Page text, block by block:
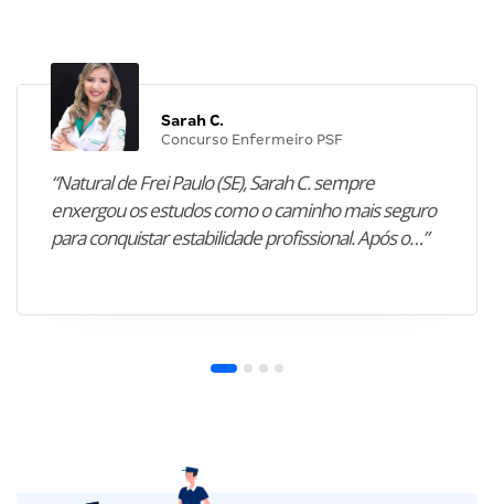
Sarah C.
Concurso Enfermeiro PSF
“Natural de Frei Paulo (SE), Sarah C. sempre
enxergou os estudos como o caminho mais seguro
para conquistar estabilidade profissional. Após o…”